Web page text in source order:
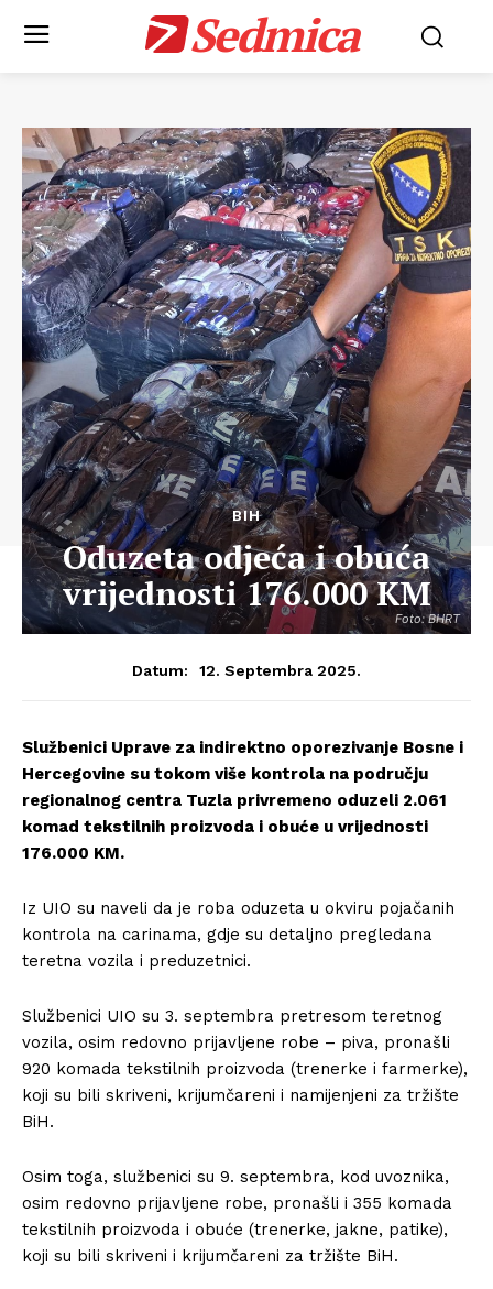
Sedmica
Foto: BHRT
BIH
Oduzeta odjeća i obuća
vrijednosti 176.000 KM
Datum: 12. Septembra 2025.
Službenici Uprave za indirektno oporezivanje Bosne i
Hercegovine su tokom više kontrola na području
regionalnog centra Tuzla privremeno oduzeli 2.061
komad tekstilnih proizvoda i obuće u vrijednosti
176.000 KM.
Iz UIO su naveli da je roba oduzeta u okviru pojačanih
kontrola na carinama, gdje su detaljno pregledana
teretna vozila i preduzetnici.
Službenici UIO su 3. septembra pretresom teretnog
vozila, osim redovno prijavljene robe – piva, pronašli
920 komada tekstilnih proizvoda (trenerke i farmerke),
koji su bili skriveni, krijumčareni i namijenjeni za tržište
BiH.
Osim toga, službenici su 9. septembra, kod uvoznika,
osim redovno prijavljene robe, pronašli i 355 komada
tekstilnih proizvoda i obuće (trenerke, jakne, patike),
koji su bili skriveni i krijumčareni za tržište BiH.